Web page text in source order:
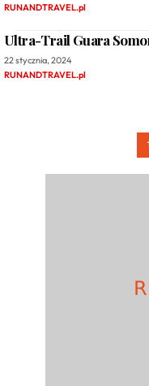
RUNANDTRAVEL.pl
Ultra-Trail Guara
22 stycznia, 2024
RUNANDTRAVEL.pl